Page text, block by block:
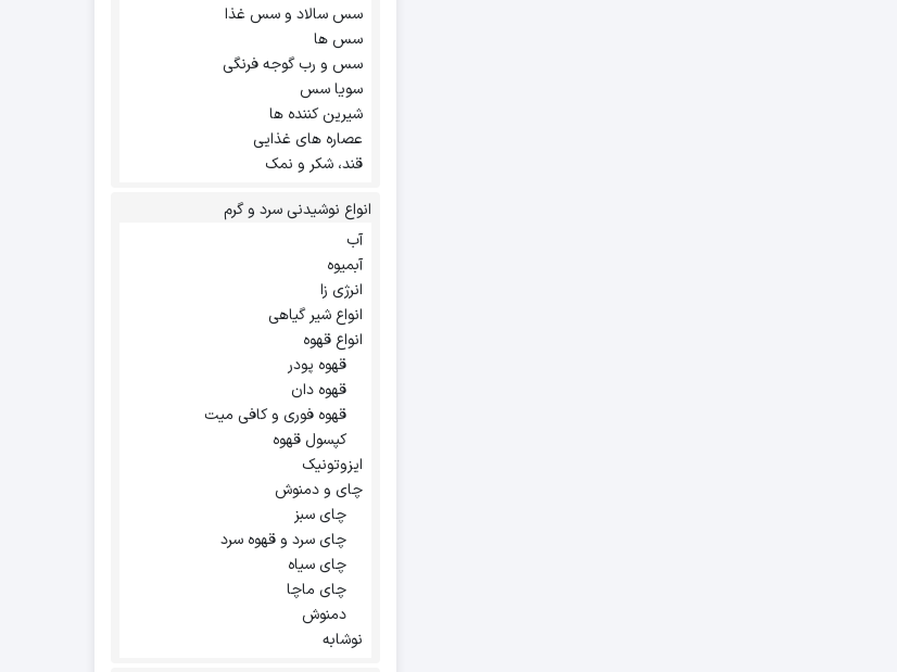
سس سالاد و سس غذا
سس ها
سس و رب گوجه فرنگی
سویا سس
شیرین کننده ها
عصاره های غذایی
قند، شکر و نمک
انواع نوشیدنی سرد و گرم
آب
آبمیوه
انرژی زا
انواع شیر گیاهی
انواع قهوه
قهوه پودر
قهوه دان
قهوه فوری و کافی میت
کپسول قهوه
ایزوتونیک
چای و دمنوش
چای سبز
چای سرد و قهوه سرد
چای سیاه
چای ماچا
دمنوش
نوشابه